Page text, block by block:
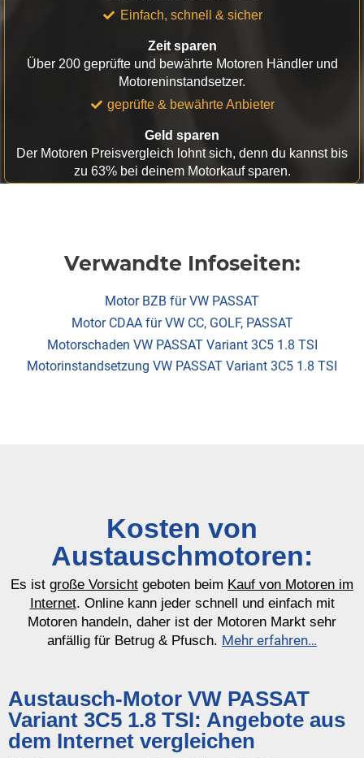
Einfach, schnell & sicher
Zeit sparen
Über 200 geprüfte und bewährte Motoren Händler und
Motoreninstandsetzer.
geprüfte & bewährte Anbieter
Geld sparen
Der Motoren Preisvergleich lohnt sich, denn du kannst bis
zu 63% bei deinem Motorkauf sparen.
Verwandte Infoseiten:
Motor BZB für VW PASSAT
Motor CDAA für VW CC, GOLF, PASSAT
Motorschaden VW PASSAT Variant 3C5 1.8 TSI
Motorinstandsetzung VW PASSAT Variant 3C5 1.8 TSI
Kosten von
Austauschmotoren:
Es ist große Vorsicht geboten beim Kauf von Motoren im
Internet. Online kann jeder schnell und einfach mit
Motoren handeln, daher ist der Motoren Markt sehr
anfällig für Betrug & Pfusch. Mehr erfahren…
Austausch-Motor VW PASSAT
Variant 3C5 1.8 TSI: Angebote aus
dem Internet vergleichen